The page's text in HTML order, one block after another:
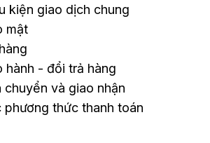
kiện giao dịch chung
mật
hành - đổi trả hàng
và giao nhận
thức thanh toán